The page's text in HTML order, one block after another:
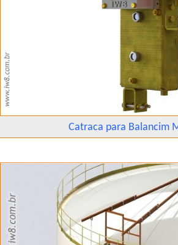
Catraca para Balancim